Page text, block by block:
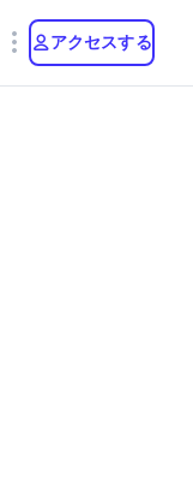
アクセスする